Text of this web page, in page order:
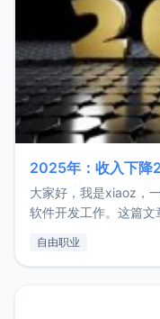
2025年：收入下降
大家好，我是xiaoz，
软件开发工作。这篇
收入下降20%，但却
自由职业